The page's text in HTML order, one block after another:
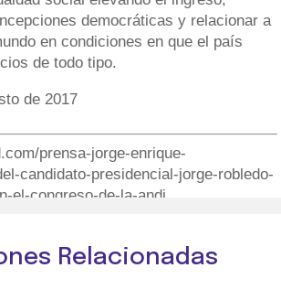
democráticas y relacionar a
en condiciones en que el país
de todo tipo.
de 2017
prensa-jorge-enrique-
candidato-presidencial-jorge-robledo-
el-congreso-de-la-andi
Relacionadas